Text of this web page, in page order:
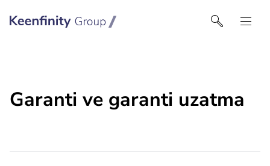
Keenfinity Group I Turkey
Garanti ve garanti uzatma